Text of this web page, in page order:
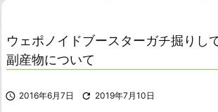
ウェポノイドブースターガチ掘りし
副産物について
 2016年6月7日  2019年7月10日